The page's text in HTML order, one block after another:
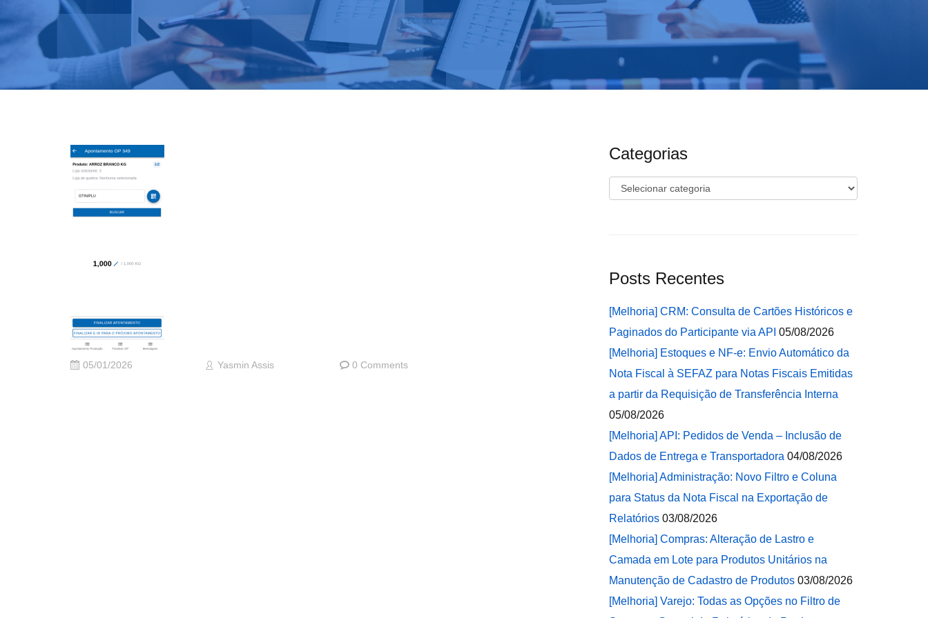
05/01/2026 Yasmin Assis 0 Comments
Categorias
Categorias
Posts Recentes
[Melhoria] CRM: Consulta de Cartões Históricos e
Paginados do Participante via API 05/08/2026
[Melhoria] Estoques e NF-e: Envio Automático da
Nota Fiscal à SEFAZ para Notas Fiscais Emitidas
a partir da Requisição de Transferência Interna
05/08/2026
[Melhoria] API: Pedidos de Venda – Inclusão de
Dados de Entrega e Transportadora 04/08/2026
[Melhoria] Administração: Novo Filtro e Coluna
para Status da Nota Fiscal na Exportação de
Relatórios 03/08/2026
[Melhoria] Compras: Alteração de Lastro e
Camada em Lote para Produtos Unitários na
Manutenção de Cadastro de Produtos 03/08/2026
[Melhoria] Varejo: Todas as Opções no Filtro de